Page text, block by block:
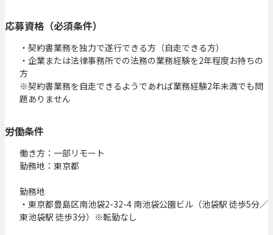
応募資格（必須条件）
・契約書業務を独力で遂行できる方（自走できる方）
・企業または法律事務所での法務の業務経験を2年程度お持ちの
方
※契約書業務を自走できるようであれば業務経験2年未満でも問
題ありません
労働条件
働き方：一部リモート
勤務地：東京都
勤務地
・東京都豊島区南池袋2-32-4 南池袋公園ビル（池袋駅 徒歩5分／
東池袋駅 徒歩3分）※転勤なし